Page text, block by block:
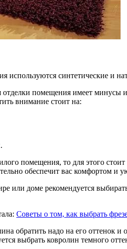
используются синтетические и
отделки помещения имеет
внимание стоит на:
помещения, то для этого
обеспечит вас комфортом и
или доме рекомендуется
Советы о том, как выбрать
обратить надо на его оттенок
выбрать ковролин темного